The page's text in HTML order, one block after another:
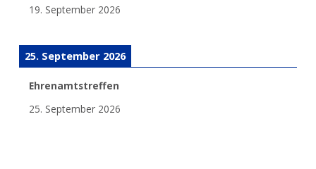
19. September 2026
25. September 2026
Ehrenamtstreffen
25. September 2026